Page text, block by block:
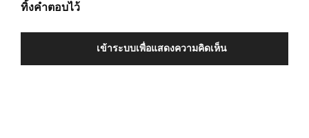
ทิ้งคำตอบไว้
เข้าระบบเพื่อแสดงความคิดเห็น